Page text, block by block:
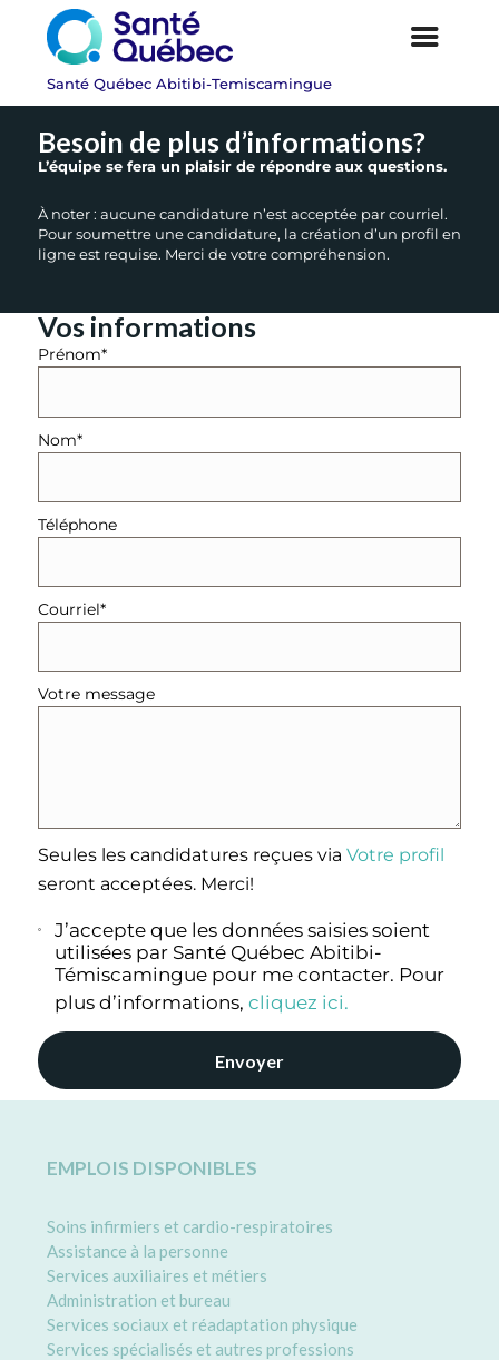
Besoin de plus d’informations?
L’équipe se fera un plaisir de répondre aux questions.
À noter : aucune candidature n’est acceptée par courriel.
Pour soumettre une candidature, la création d’un profil en
ligne est requise. Merci de votre compréhension.
Vos informations
Prénom*
Nom*
Téléphone
Courriel*
Votre message
Seules les candidatures reçues via Votre profil
seront acceptées. Merci!
J’accepte que les données saisies soient
utilisées par Santé Québec Abitibi-
Témiscamingue pour me contacter. Pour
plus d’informations,cliquez ici.
EMPLOIS DISPONIBLES
Soins infirmiers et cardio-respiratoires
Assistance à la personne
Services auxiliaires et métiers
Administration et bureau
Services sociaux et réadaptation physique
Services spécialisés et autres professions